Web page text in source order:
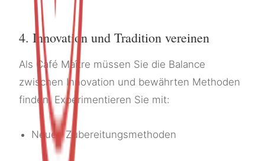
4. Innovation und Tradition vereinen
Als Café Maître müssen Sie die Balance
zwischen Innovation und bewährten Methoden
finden. Experimentieren Sie mit:
Neuen Zubereitungsmethoden